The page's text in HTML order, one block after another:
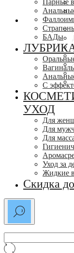
Парные
БАДы
С
УХОД
Для
Для
Для
Уход за
Жидкие
Скидка